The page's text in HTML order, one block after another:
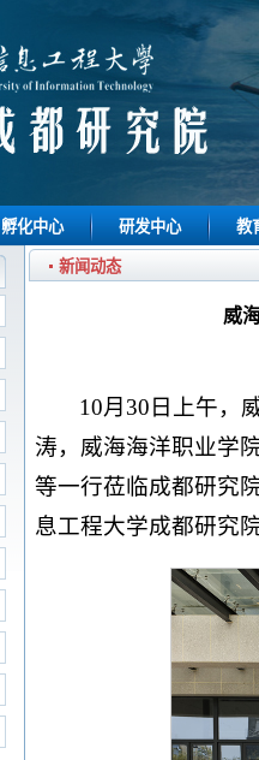
孵化中心 研发中心 教
新闻动态
威
10月30日上午，
涛，威海海洋职业学
等一行莅临成都研究
息工程大学成都研究